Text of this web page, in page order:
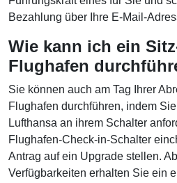
Bezahlung über Ihre E-Mail-
Wie kann ich ein
Flughafen
Sie können auch am Tag Ihrer
Flughafen durchführen, indem
Lufthansa an ihrem Schalter
Flughafen-Check-in-Schalter
Antrag auf ein Upgrade stellen.
Verfügbarkeiten erhalten Sie ein